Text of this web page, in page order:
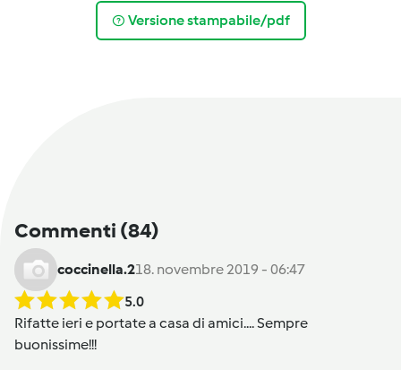
Versione stampabile/pdf
Commenti (84)
coccinella.218. novembre 2019 - 06:47
5.0
Rifatte ieri e portate a casa di amici.... Sempre
buonissime!!!